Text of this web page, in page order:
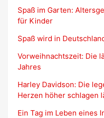
Spaß im Garten:
für Kinder
Spaß wird in
Vorweihnachtszeit: Die
Jahres
Harley Davidson: Die
Herzen höher schlagen
Ein Tag im Leben eines